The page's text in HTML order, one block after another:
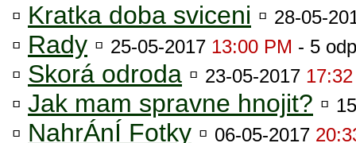
▫ Kratka doba sviceni ▫ 28-05-
▫ Rady ▫ 25-05-2017 13:00 PM - 5
▫ Skorá odroda ▫ 23-05-2017
▫ Jak mam spravne hnojit? ▫
▫ NahrÁnÍ Fotky ▫ 06-05-2017